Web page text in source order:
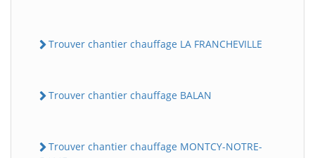
Trouver chantier chauffage LA FRANCHEVILLE
Trouver chantier chauffage BALAN
Trouver chantier chauffage MONTCY-NOTRE-